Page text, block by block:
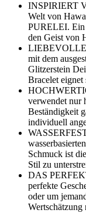
INSPIRIERT
Welt von
PURELEI. Ein
den Geist von
mit dem
Glitzerstein
Bracelet
verwendet nur
Beständigkeit
individuell
Schmuck ist
Stil zu
DAS
perfekte
oder um
Wertschätzung